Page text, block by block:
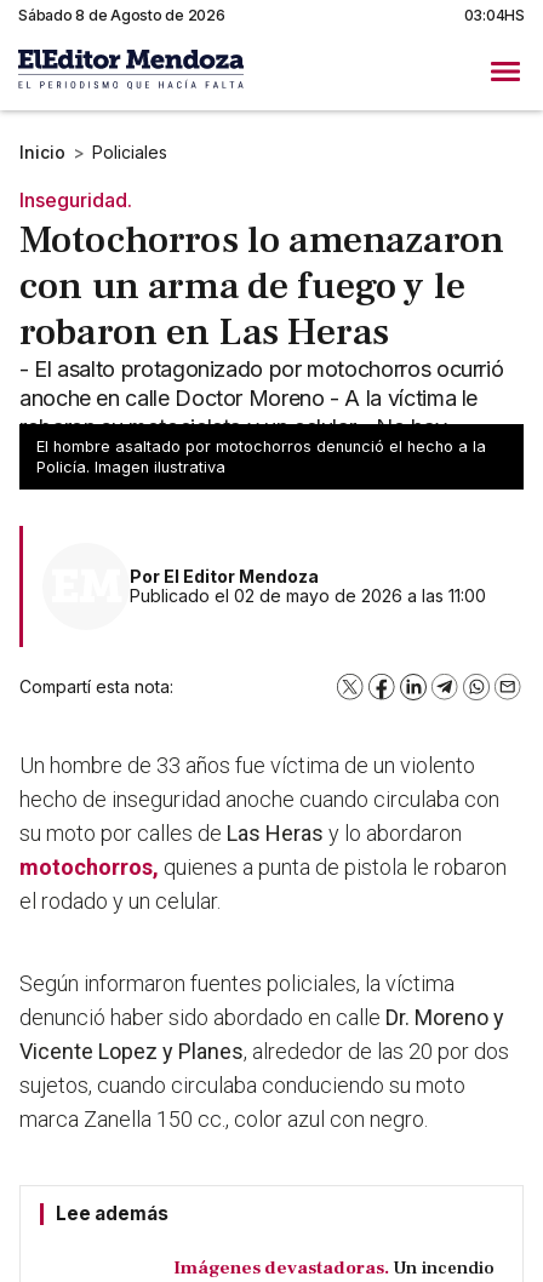
Sábado 8 de Agosto de 2026 03:04HS
Inicio > Policiales
Inseguridad.
Motochorros lo amenazaron
con un arma de fuego y le
robaron en Las Heras
- El asalto protagonizado por motochorros ocurrió
anoche en calle Doctor Moreno - A la víctima le
robaron su motocicleta y un celular - No hay
detenidos
El hombre asaltado por motochorros denunció el hecho a la
Policía. Imagen ilustrativa
Por El Editor Mendoza
Publicado el 02 de mayo de 2026 a las 11:00
Compartí esta nota: X Facebook
LinkedInTelegram
Un hombre de 33 años fue víctima de un violento
hecho de inseguridad anoche cuando circulaba con
su moto por calles de Las Heras y lo abordaron
motochorros, quienes a punta de pistola le robaron
el rodado y un celular.
Según informaron fuentes policiales, la víctima
denunció haber sido abordado en calle Dr. Moreno y
Vicente Lopez y Planes, alrededor de las 20 por dos
sujetos, cuando circulaba conduciendo su moto
marca Zanella 150 cc., color azul con negro.
Lee además
Imágenes devastadoras. Un incendio